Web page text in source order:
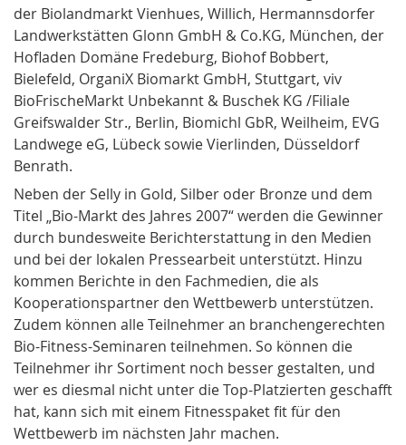
der Biolandmarkt Vienhues, Willich, Hermannsdorfer
Landwerkstätten Glonn GmbH & Co.KG, München, der
Hofladen Domäne Fredeburg, BiohofBobbert,
Bielefeld, OrganiX Biomarkt GmbH, Stuttgart, viv
BioFrischeMarkt Unbekannt & Buschek KG /Filiale
Greifswalder Str., Berlin, Biomichl GbR, Weilheim, EVG
Landwege eG, Lübeck sowieVierlinden, Düsseldorf
Benrath.
Neben der Selly in Gold, Silber oder Bronze und dem
Titel „Bio-Markt des Jahres 2007“ werden die Gewinner
durch bundesweite Berichterstattung in den Medien
und bei der lokalen Pressearbeit unterstützt. Hinzu
kommen Berichte in den Fachmedien, die als
Kooperationspartner den Wettbewerb unterstützen.
Zudem können alle Teilnehmer an branchengerechten
Bio-Fitness-Seminaren teilnehmen. So können die
Teilnehmer ihr Sortiment noch besser gestalten, und
wer es diesmal nicht unter die Top-Platzierten geschafft
hat, kann sich mit einem Fitnesspaket fit für den
Wettbewerb im nächsten Jahr machen.